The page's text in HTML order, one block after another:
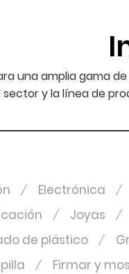
una amplia gama
sector y la línea de
Electrónica
Joyas
de plástico
Firmar y